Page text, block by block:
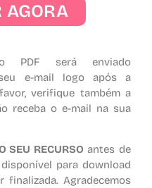
AGORA
PDF será enviado
e-mail logo após a
verifique também a
receba o e-mail na sua
SEU RECURSO antes de
para download
Agradecemos